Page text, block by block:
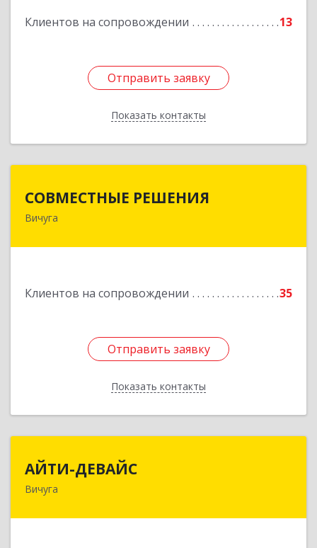
Клиентов на сопровождении 13
Отправить заявку
Показать контакты
Отправить заявку
Назад
СОВМЕСТНЫЕ РЕШЕНИЯ
Вичуга
Клиентов на сопровождении 35
Отправить заявку
Показать контакты
155331, Ивановская обл, Вичугский р-н, Вичуга
Отправить заявку
Назад
АЙТИ-ДЕВАЙС
Вичуга155334, Ивановская обл, г.о. Вичуга, Вичуга г,